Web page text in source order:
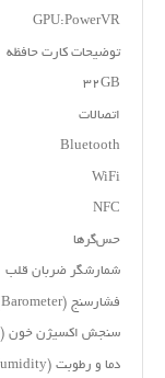
GPU:PowerVR
توضیحات کارت حافظه
۳۲GB
اتصالات
Bluetooth
WiFi
NFC
حس‌گرها
شمارشگر ضربان قلب
فشارسنج (Barometer)
سنجش اکسیژن خون (SPO۲)
دما و رطوبت (Temperature & Humidity)